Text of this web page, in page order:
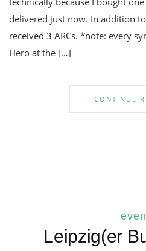
delivered just now. In addition
received 3 ARCs. *note: every
Hero at the […]
CONTINUE
Leipzig(er